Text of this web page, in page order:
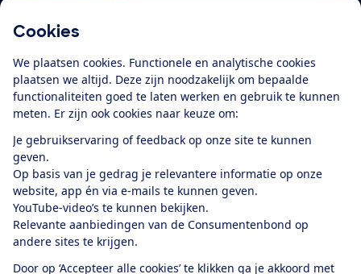
Cookies
We plaatsen cookies. Functionele en analytische cookies
plaatsen we altijd. Deze zijn noodzakelijk om bepaalde
functionaliteiten goed te laten werken en gebruik te kunnen
meten. Er zijn ook cookies naar keuze om:
Je gebruikservaring of feedback op onze site te kunnen
geven.
Op basis van je gedrag je relevantere informatie op onze
website, app én via e-mails te kunnen geven.
YouTube-video’s te kunnen bekijken.
Relevante aanbiedingen van de Consumentenbond op
andere sites te krijgen.
Door op ‘Accepteer alle cookies’ te klikken ga je akkoord met
Alles over de
app
Algemene Voorwaarden
Privacyverklaring
Cookiebeleid
Privacyvoorkeuren
Toegankelijkheid
RSS-feed nieuws
Facebook
TwitterInstagram
YoutubeLinkedIn